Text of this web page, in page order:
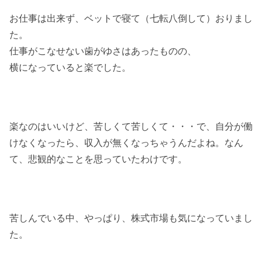
お仕事は出来ず、ベットで寝て（七転八倒して）おりまし
た。
仕事がこなせない歯がゆさはあったものの、
横になっていると楽でした。
楽なのはいいけど、苦しくて苦しくて・・・で、自分が働
けなくなったら、収入が無くなっちゃうんだよね。なん
て、悲観的なことを思っていたわけです。
苦しんでいる中、やっぱり、株式市場も気になっていまし
た。